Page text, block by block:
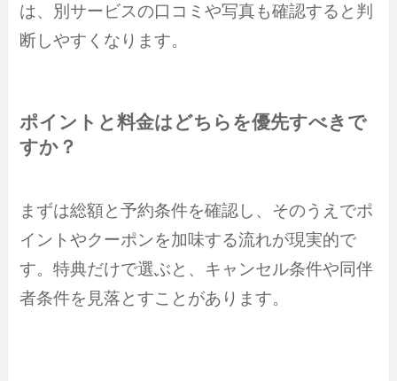
は、別サービスの口コミや写真も確認すると判
断しやすくなります。
ポイントと料金はどちらを優先すべきで
すか？
まずは総額と予約条件を確認し、そのうえでポ
イントやクーポンを加味する流れが現実的で
す。特典だけで選ぶと、キャンセル条件や同伴
者条件を見落とすことがあります。